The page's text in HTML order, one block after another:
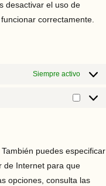
desactivar el uso de
correctamente.
Siempre activo
puedes especificar
de Internet para que
opciones, consulta las